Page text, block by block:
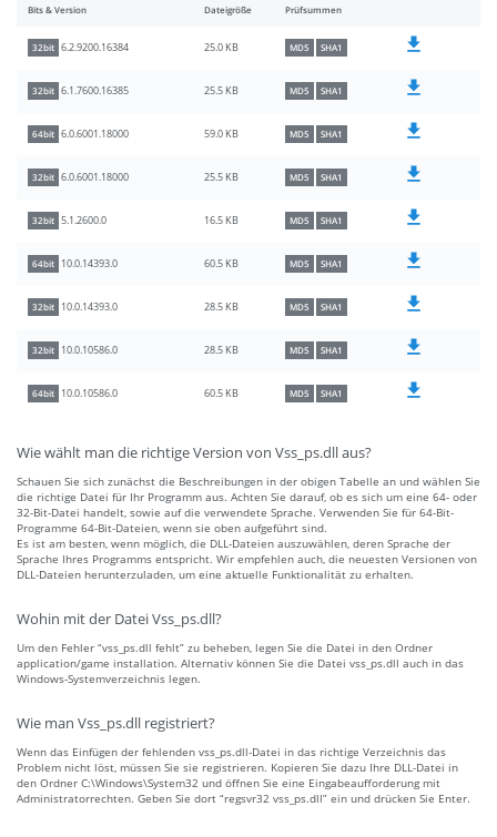
Bits & Version Dateigröße Prüfsummen
32bit 6.2.9200.16384 25.0 KB MD5 SHA1
32bit 6.1.7600.16385 25.5 KB MD5 SHA1
64bit 6.0.6001.18000 59.0 KB MD5 SHA1
32bit 6.0.6001.18000 25.5 KB MD5 SHA1
32bit 5.1.2600.0 16.5 KB MD5 SHA1
64bit 10.0.14393.0 60.5 KB MD5 SHA1
32bit 10.0.14393.0 28.5 KB MD5 SHA1
32bit 10.0.10586.0 28.5 KB MD5 SHA1
64bit 10.0.10586.0 60.5 KB MD5 SHA1
Wie wählt man die richtige Version von Vss_ps.dll aus?
Schauen Sie sich zunächst die Beschreibungen in der obigen Tabelle an und wählen Sie
die richtige Datei für Ihr Programm aus. Achten Sie darauf, ob es sich um eine 64- oder
32-Bit-Datei handelt, sowie auf die verwendete Sprache. Verwenden Sie für 64-Bit-
Programme 64-Bit-Dateien, wenn sie oben aufgeführt sind.
Es ist am besten, wenn möglich, die DLL-Dateien auszuwählen, deren Sprache der
Sprache Ihres Programms entspricht. Wir empfehlen auch, die neuesten Versionen von
DLL-Dateien herunterzuladen, um eine aktuelle Funktionalität zu erhalten.
Wohin mit der Datei Vss_ps.dll?
Um den Fehler “vss_ps.dll fehlt” zu beheben, legen Sie die Datei in den Ordner
application/game installation. Alternativ können Sie die Datei vss_ps.dll auch in das
Windows-Systemverzeichnis legen.
Wie man Vss_ps.dll registriert?
Wenn das Einfügen der fehlenden vss_ps.dll-Datei in das richtige Verzeichnis das
Problem nicht löst, müssen Sie sie registrieren. Kopieren Sie dazu Ihre DLL-Datei in
den Ordner C:\Windows\System32 und öffnen Sie eine Eingabeaufforderung mit
Administratorrechten. Geben Sie dort “regsvr32 vss_ps.dll” ein und drücken Sie Enter.